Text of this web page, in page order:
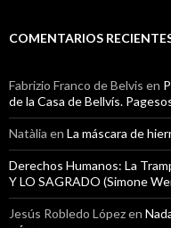
COMENTARIOS
Fabrizio Franco de Belvis en
de la Casa de Bellvís.
Natàlia en La máscara de
Derechos Humanos: La
Y LO SAGRADO (Simone
Jesús Robledo Lópezen